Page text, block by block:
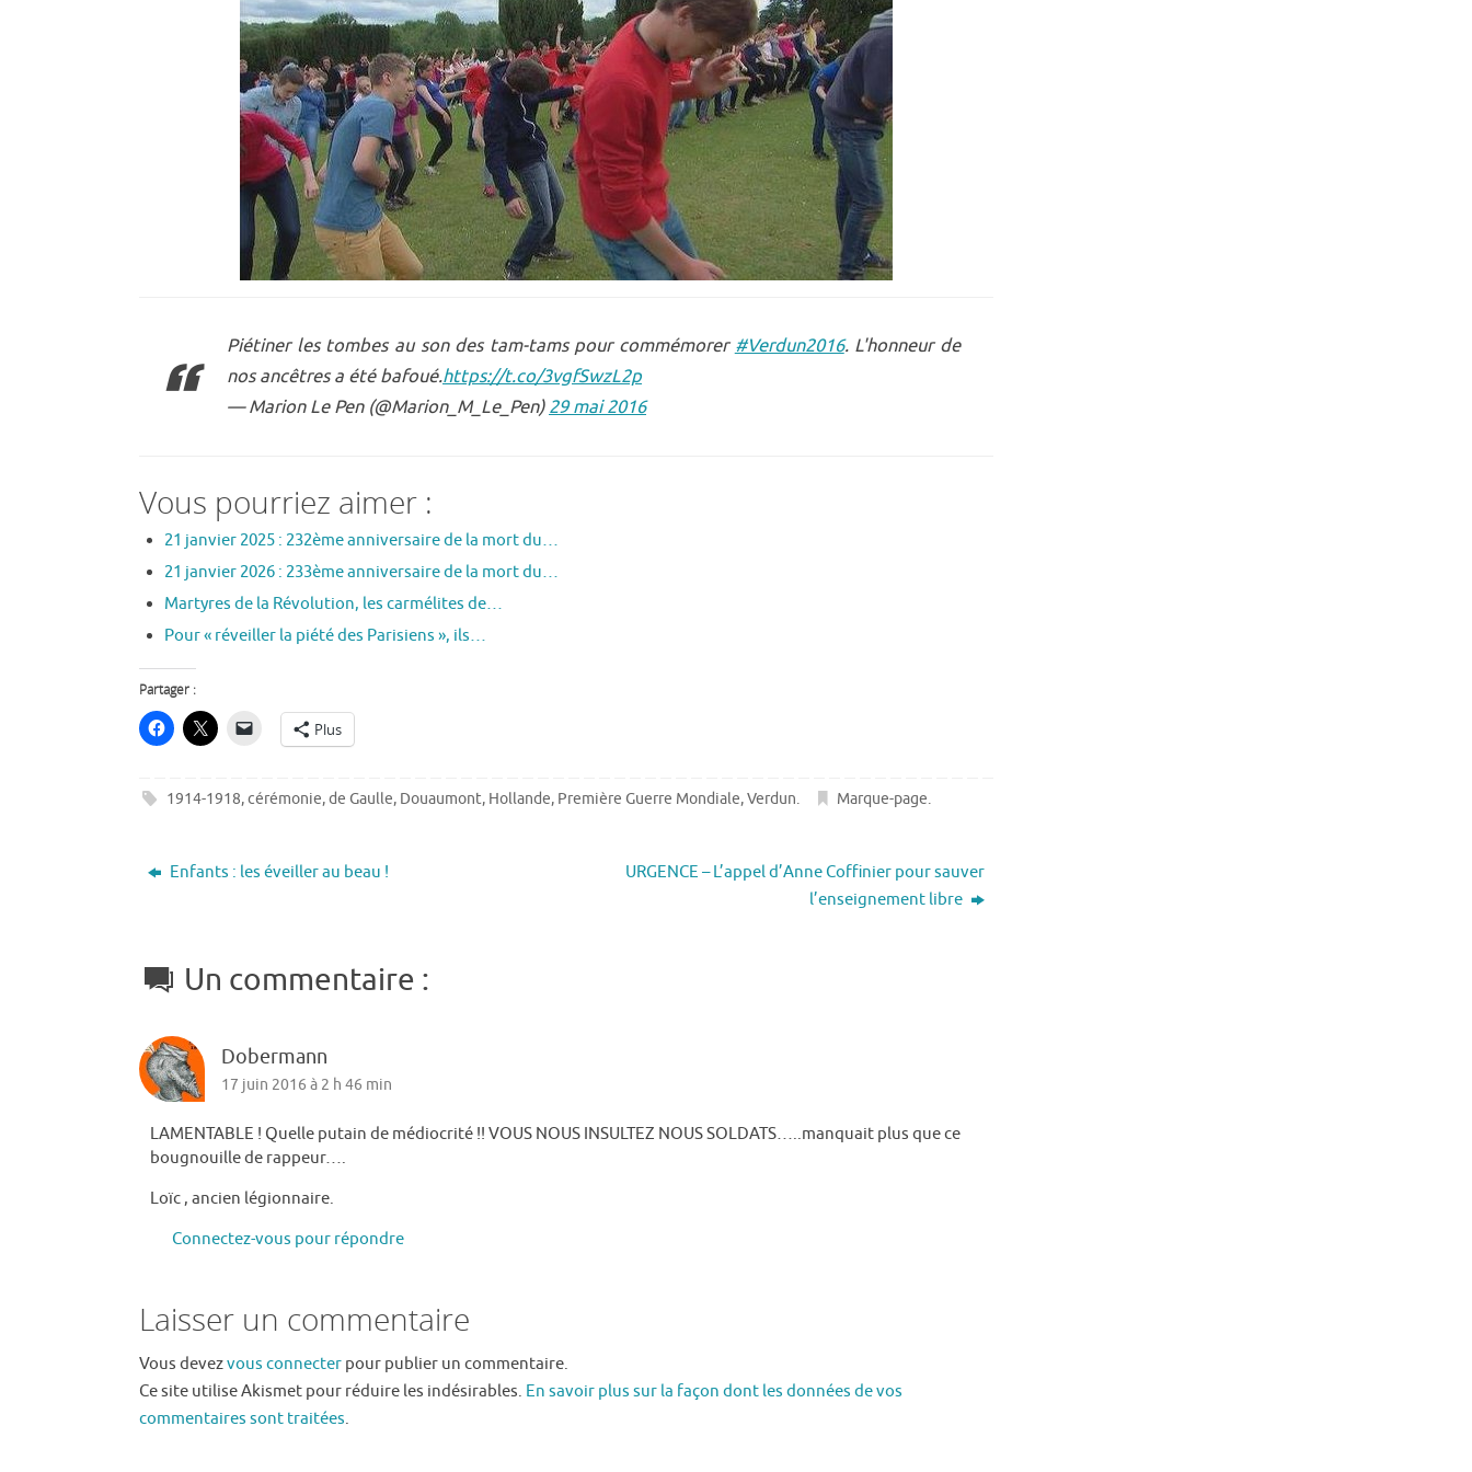
Piétiner les tombes au son des tam-tams pour commémorer #Verdun2016. L'honneur de
nos ancêtres a été bafoué.https://t.co/3vgfSwzL2p
— Marion Le Pen (@Marion_M_Le_Pen)29 mai 2016
Vous pourriez aimer :
21 janvier 2025 : 232ème anniversaire de la mort du…
21 janvier 2026 : 233ème anniversaire de la mort du…
Martyres de la Révolution, les carmélites de…
Pour « réveiller la piété des Parisiens », ils…
Partager :
Plus
1914-1918,cérémonie,de Gaulle, Douaumont, Hollande, Première Guerre Mondiale,Verdun. Marque-page.
Enfants : les éveiller au beau !
URGENCE – L’appel d’Anne Coffinier pour sauver
l’enseignement libre
Un commentaire :
Dobermann
17 juin 2016 à 2 h 46 min
LAMENTABLE ! Quelle putain de médiocrité !! VOUS NOUS INSULTEZ NOUS SOLDATS…..manquait plus que ce
bougnouille de rappeur….
Loïc , ancien légionnaire.
Connectez-vous pour répondre
Laisser un commentaire
Vous devezvous connecter pour publier un commentaire.
Ce site utilise Akismet pour réduire les indésirables. En savoir plus sur la façon dont les données de vos
commentaires sont traitées.